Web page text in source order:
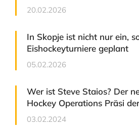
20.02.2026
In Skopje ist nicht nur ein,
Eishockeyturniere geplant
05.02.2026
Wer ist Steve Staios? Der
Hockey Operations Präsi
03.02.2024